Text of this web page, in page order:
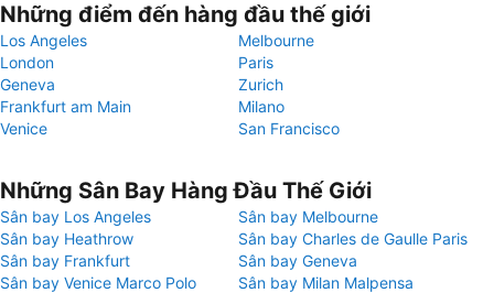
Những điểm đến hàng đầu thế giới
Los Angeles
Melbourne
London
Paris
Geneva
Zurich
Frankfurt am Main
Milano
Venice
San Francisco
Những Sân Bay Hàng Đầu Thế Giới
Sân bay Los Angeles
Sân bay Melbourne
Sân bay Heathrow
Sân bay Charles de Gaulle Paris
Sân bay Frankfurt
Sân bay Geneva
Sân bay Venice Marco Polo
Sân bay Milan Malpensa